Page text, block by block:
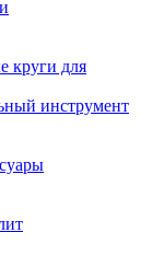
круги для
инструмент